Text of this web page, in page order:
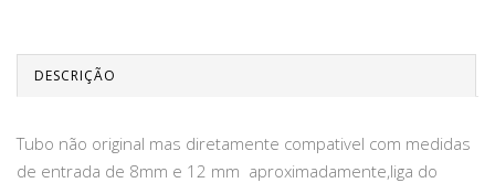
DESCRIÇÃO
Tubo não original mas diretamente compativel com medidas
de entrada de 8mm e 12 mm aproximadamente,liga do